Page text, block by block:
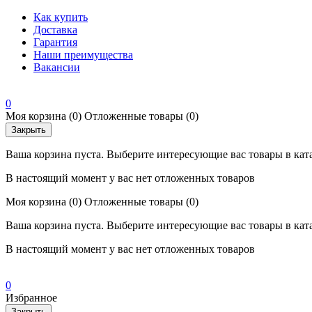
Как купить
Доставка
Гарантия
Наши преимущества
Вакансии
0
Моя корзина (0) Отложенные товары (0)
Закрыть
Ваша корзина пуста. Выберите интересующие вас товары в
В настоящий момент у вас нет отложенных товаров
Моя корзина (0) Отложенные товары (0)
Ваша корзина пуста. Выберите интересующие вас товары в
В настоящий момент у вас нет отложенных товаров
0
Избранное